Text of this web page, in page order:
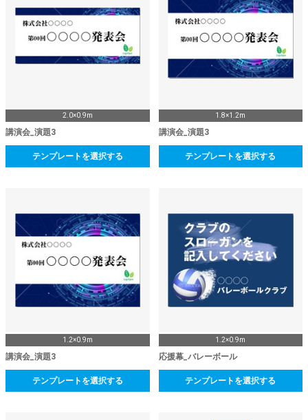
2.0×0.9m
講演会_演題3
テンプレートを選択する
1.8×1.2m
講演会_演題3
テンプレートを選択する
1.2×0.9m
講演会_演題3
テンプレートを選択する
1.2×0.9m
応援幕_バレーボール
テンプレートを選択する